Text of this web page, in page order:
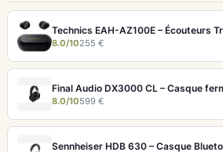
8.0/10255 €
8.0/10599 €